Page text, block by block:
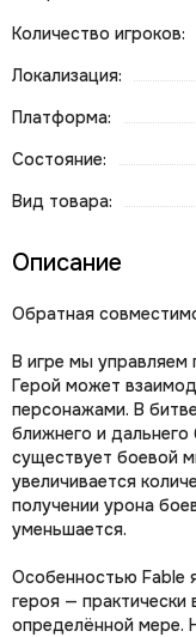
Количество игроков:
Локализация:
Платформа:
Состояние:
Вид товара:
Описание
Обратная
В игре мы управляем
Герой может
персонажами. В
ближнего и дальнего
существует боевой
увеличивается
получении урона
уменьшается.
Особенностью Fable
героя — практически
определённой мере.